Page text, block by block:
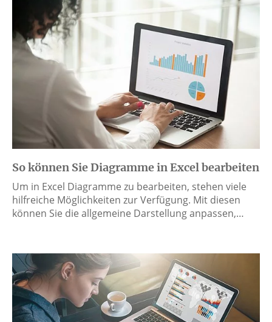
So können Sie Diagramme in Excel bearbeiten
Um in Excel Diagramme zu bearbeiten, stehen viele
hilfreiche Möglichkeiten zur Verfügung. Mit diesen
können Sie die allgemeine Darstellung anpassen,…